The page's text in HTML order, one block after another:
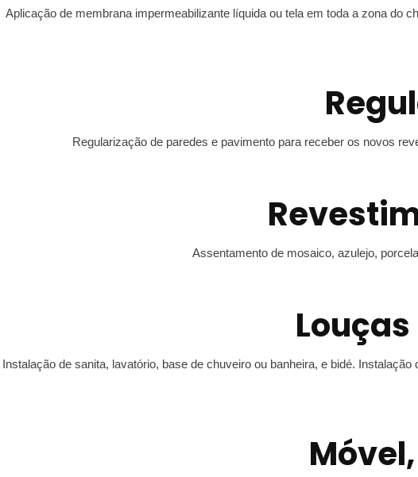
Aplicação de membrana impermeabilizante líquida ou tela em toda a zona do
Regularização de paredes e pavimento para receber os novos
Assentamento de mosaico, azulejo,
Instalação de sanita, lavatório, base de chuveiro ou banheira, e bidé.